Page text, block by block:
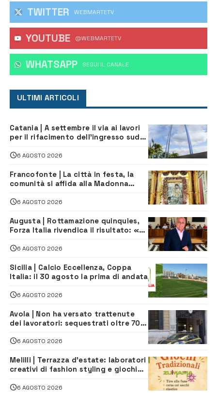
TWITTER WEBMARTETV
YOUTUBE @WEBMARTETV
WHATSAPP ‎SEGUI IL CANALE
ULTIMI ARTICOLI
Catania | A settembre il via ai lavori
per il rifacimento dell’ingresso sud
6 AGOSTO 2026
Francofonte | La città in festa, la
comunità si affida alla Madonna
6 AGOSTO 2026
Augusta | Rottamazione quinquies,
Forza Italia rivendica il risultato: «La
6 AGOSTO 2026
Sicilia | Calcio Eccellenza, Coppa
Italia: il 30 agosto la prima di andata
6 AGOSTO 2026
Avola | Non ha versato trattenute
dei lavoratori: sequestrati oltre 700
climatizzazione
6 AGOSTO 2026
Melilli | Terrazza d’estate: laboratori
creativi di fashion styling e giochi
iscriversi
6 AGOSTO 2026